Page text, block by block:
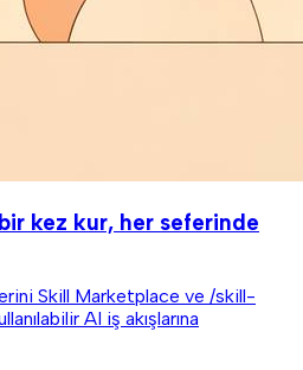
kez kur, her seferinde
Skill Marketplace ve /skill-
AI iş akışlarına